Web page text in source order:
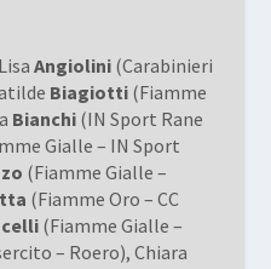
Angiolini(Carabinieri
Biagiotti(Fiamme
Bianchi(IN Sport Rane
Gialle – IN Sport
(Fiamme Gialle –
(Fiamme Oro – CC
(Fiamme Gialle –
– Roero), Chiara